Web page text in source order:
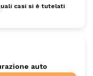
casi si è tutelati
auto